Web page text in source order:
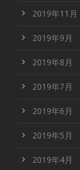
2019年11月
2019年9月
2019年8月
2019年7月
2019年6月
2019年5月
2019年4月